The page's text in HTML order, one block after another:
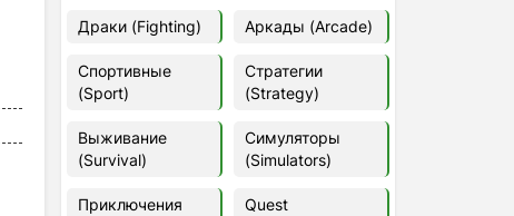
Forza Horizon 5 v.688.044
[Папка игры] (2021)
2021
V Rising
2024
Драки (Fighting) Аркады (Arcade)
Спортивные
(Sport)
Стратегии
(Strategy)
Выживание
(Survival)
Симуляторы
(Simulators)
Приключения
Quest